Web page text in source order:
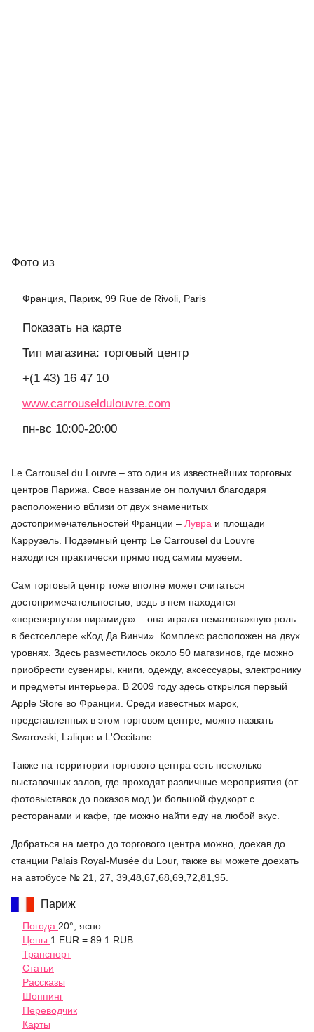
Фото из
Франция, Париж, 99 Rue de Rivoli, Paris
Показать на карте
Тип магазина: торговый центр
+(1 43) 16 47 10
www.carrouseldulouvre.com
пн-вс 10:00-20:00
Le Carrousel du Louvre – это один из известнейших торговых
центров Парижа. Свое название он получил благодаря
расположению вблизи от двух знаменитых
достопримечательностей Франции – Лувра и площади
Каррузель. Подземный центр Le Carrousel du Louvre
находится практически прямо под самим музеем.
Сам торговый центр тоже вполне может считаться
достопримечательностью, ведь в нем находится
«перевернутая пирамида» – она играла немаловажную роль
в бестселлере «Код Да Винчи». Комплекс расположен на двух
уровнях. Здесь разместилось около 50 магазинов, где можно
приобрести сувениры, книги, одежду, аксессуары, электронику
и предметы интерьера. В 2009 году здесь открылся первый
Apple Store во Франции. Среди известных марок,
представленных в этом торговом центре, можно назвать
Swarovski, Lalique и L'Occitane.
Также на территории торгового центра есть несколько
выставочных залов, где проходят различные мероприятия (от
фотовыставок до показов мод )и большой фудкорт с
ресторанами и кафе, где можно найти еду на любой вкус.
Добраться на метро до торгового центра можно, доехав до
станции Palais Royal-Musée du Lour, также вы можете доехать
на автобусе № 21, 27, 39,48,67,68,69,72,81,95.
Париж
Погода 20°, ясно
Цены 1 EUR = 89.1 RUB
Транспорт
Статьи
Рассказы
Шоппинг
Переводчик
Карты